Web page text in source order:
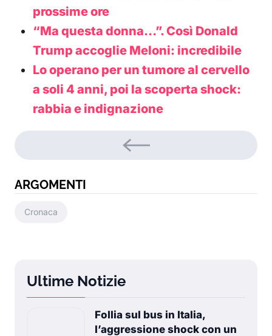
prossime ore
“Ma questa donna…”. Così Donald
Trump accoglie Meloni: incredibile
Lo operano per un tumore al cervello
a soli 4 anni, poi la scoperta shock:
rabbia e indignazione
ARGOMENTI
Cronaca
Ultime Notizie
Follia sul bus in Italia,
l’aggressione shock con un